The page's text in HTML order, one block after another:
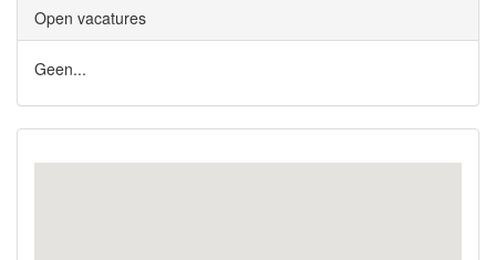
Open vacatures
Geen...